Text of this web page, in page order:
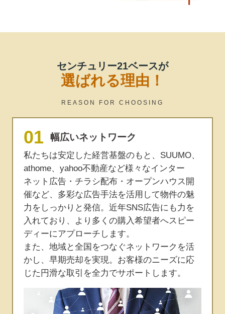
センチュリー21ベースが
選ばれる理由！
REASON FOR CHOOSING
幅広いネットワーク
私たちは安定した経営基盤のもと、SUUMO、
athome、yahoo不動産など様々なインター
ネット広告・チラシ配布・オープンハウス開
催など、多彩な広告手法を活用して物件の魅
力をしっかりと発信。近年SNS広告にも力を
入れており、より多くの購入希望者へスピー
ディーにアプローチします。
また、地域と全国をつなぐネットワークを活
かし、早期売却を実現。お客様のニーズに応
じた円滑な取引を全力でサポートします。